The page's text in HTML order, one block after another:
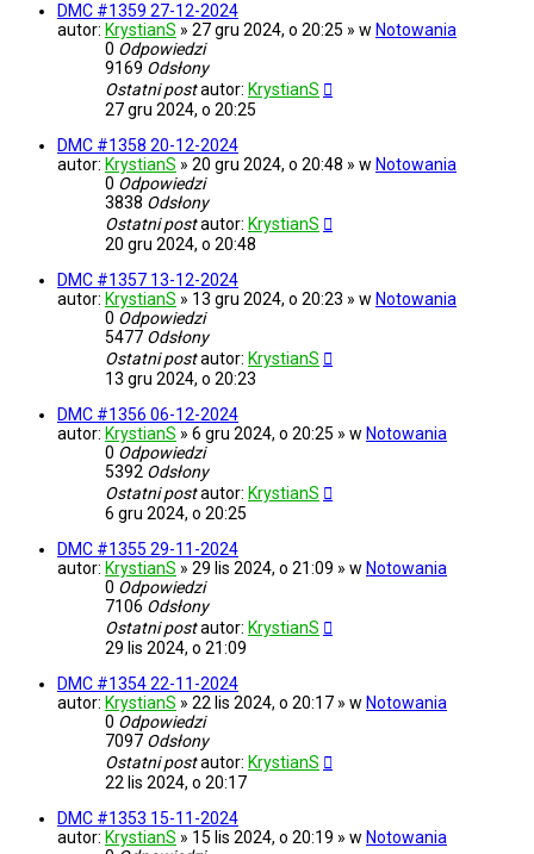
DMC #1359 27-12-2024
autor: KrystianS » 27 gru 2024, o 20:25 » w Notowania
0 Odpowiedzi
9169 Odsłony
Ostatni postautor: KrystianS
27 gru 2024, o 20:25
DMC #1358 20-12-2024
autor: KrystianS » 20 gru 2024, o 20:48 » w Notowania
0 Odpowiedzi
3838 Odsłony
Ostatni postautor: KrystianS
20 gru 2024, o 20:48
DMC #1357 13-12-2024
autor: KrystianS » 13 gru 2024, o 20:23 » w Notowania
0 Odpowiedzi
5477 Odsłony
Ostatni postautor: KrystianS
13 gru 2024, o 20:23
DMC #1356 06-12-2024
autor: KrystianS » 6 gru 2024, o 20:25 » w Notowania
0 Odpowiedzi
5392 Odsłony
Ostatni postautor: KrystianS
6 gru 2024, o 20:25
DMC #1355 29-11-2024
autor: KrystianS » 29 lis 2024, o 21:09 » w Notowania
0 Odpowiedzi
7106 Odsłony
Ostatni postautor: KrystianS
29 lis 2024, o 21:09
DMC #1354 22-11-2024
autor: KrystianS » 22 lis 2024, o 20:17 » w Notowania
0 Odpowiedzi
7097 Odsłony
Ostatni postautor: KrystianS
22 lis 2024, o 20:17
DMC #1353 15-11-2024
autor: KrystianS » 15 lis 2024, o 20:19 » w Notowania